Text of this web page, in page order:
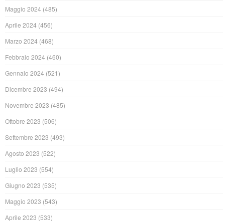
Maggio 2024 (485)
Aprile 2024 (456)
Marzo 2024 (468)
Febbraio 2024 (460)
Gennaio 2024 (521)
Dicembre 2023 (494)
Novembre 2023 (485)
Ottobre 2023 (506)
Settembre 2023 (493)
Agosto 2023 (522)
Luglio 2023 (554)
Giugno 2023 (535)
Maggio 2023 (543)
Aprile 2023 (533)